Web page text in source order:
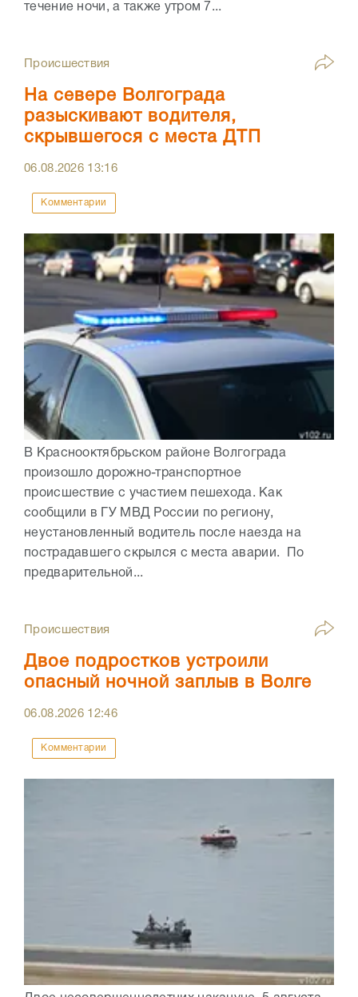
течение ночи, а также утром 7...
Происшествия
На севере Волгограда
разыскивают водителя,
скрывшегося с места ДТП
06.08.2026 13:16
Комментарии
В Краснооктябрьском районе Волгограда
произошло дорожно-транспортное
происшествие с участием пешехода. Как
сообщили в ГУ МВД России по региону,
неустановленный водитель после наезда на
пострадавшего скрылся с места аварии. По
предварительной...
Происшествия
Двое подростков устроили
опасный ночной заплыв в Волге
06.08.2026 12:46
Комментарии